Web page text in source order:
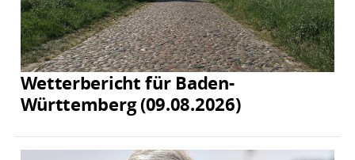
Wetterbericht für Baden-
Württemberg (09.08.2026)